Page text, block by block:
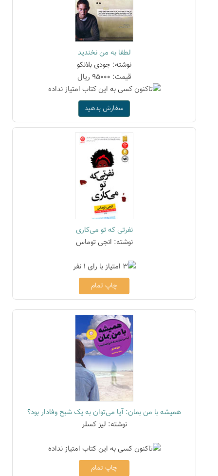
لطفا به من نخندید
نوشته: جودی بلانکو
قیمت: 95000 ریال
سفارش بدهید
نفرتی که تو می‌کاری
نوشته: انجی توماس
چاپ تمام
همیشه با من بمان: آیا می‌توان به یک شبح وفادار بود؟
نوشته: لیز کسلر
چاپ تمام